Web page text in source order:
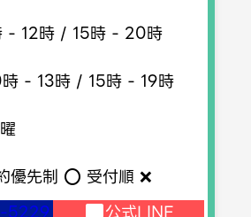
- 12時 / 15時 - 20時
- 13時 / 15時 - 19時
優先制 ⭕️ 受付順 ❌